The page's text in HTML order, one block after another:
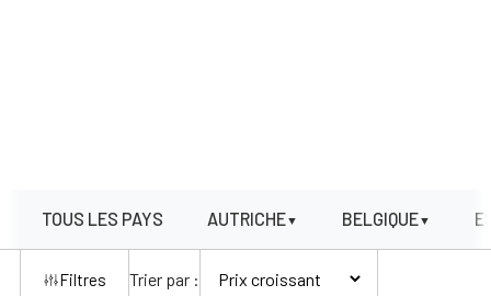
TOUS LES PAYS AUTRICHE▼ BELGIQUE▼
Filtres Trier par :